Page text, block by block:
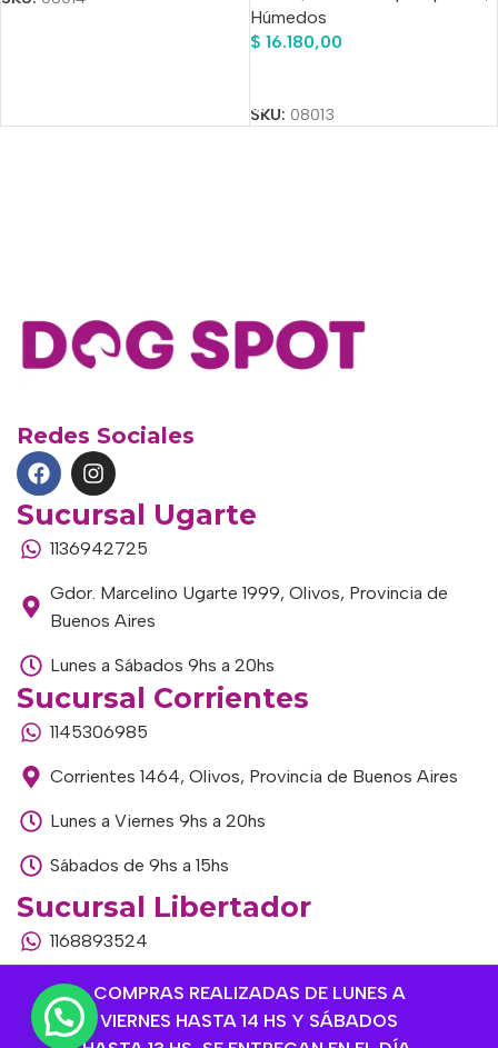
COMPRAS REALIZADAS DE LUNES A
VIERNES HASTA 14 HS Y SÁBADOS
Húmedos
$ 16.180,00
SKU: 08013
Redes Sociales
Sucursal Ugarte
1136942725
Gdor. Marcelino Ugarte 1999, Olivos, Provincia de
Buenos Aires
Lunes a Sábados 9hs a 20hs
Sucursal Corrientes
1145306985
Corrientes 1464, Olivos, Provincia de Buenos Aires
Lunes a Viernes 9hs a 20hs
Sábados de 9hs a 15hs
Sucursal Libertador
1168893524
Av. del Libertador 1915, Vte. López, Provincia de
Buenos Aires